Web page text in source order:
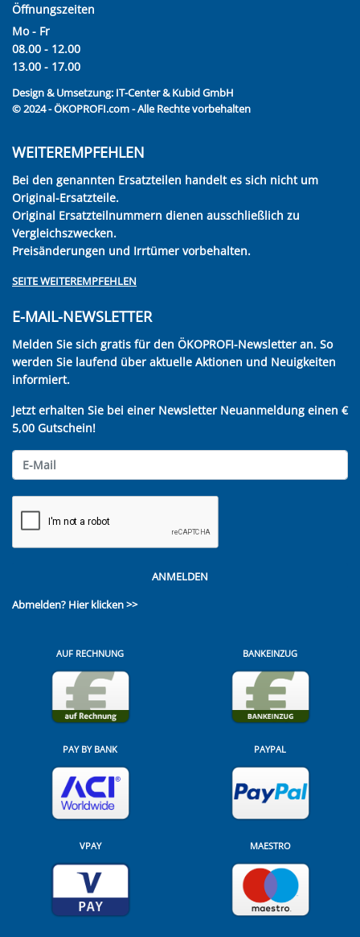
Öffnungszeiten
Mo - Fr
08.00 - 12.00
13.00 - 17.00
Design & Umsetzung: IT-Center & Kubid GmbH
© 2024 - ÖKOPROFI.com - Alle Rechte vorbehalten
WEITEREMPFEHLEN
Bei den genannten Ersatzteilen handelt es sich nicht um
Original-Ersatzteile.
Original Ersatzteilnummern dienen ausschließlich zu
Vergleichszwecken.
Preisänderungen und Irrtümer vorbehalten.
SEITE WEITEREMPFEHLEN
E-MAIL-NEWSLETTER
Melden Sie sich gratis für den ÖKOPROFI-Newsletter an. So
werden Sie laufend über aktuelle Aktionen und Neuigkeiten
informiert.
Jetzt erhalten Sie bei einer Newsletter Neuanmeldung einen €
5,00 Gutschein!
ANMELDEN
Abmelden? Hier klicken >>
AUF RECHNUNG BANKEINZUG
PAY BY BANK PAYPAL
VPAY MAESTRO